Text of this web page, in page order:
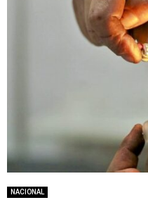
NACIONAL